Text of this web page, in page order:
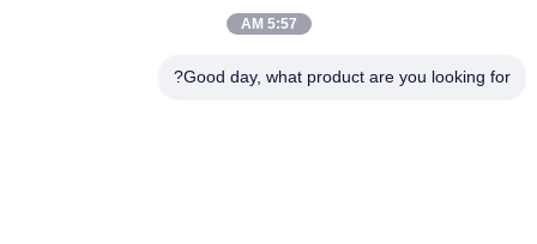
5:57 AM
Good day, what product are you looking for?